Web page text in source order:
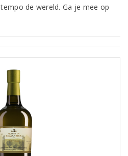
de wereld. Ga je mee op